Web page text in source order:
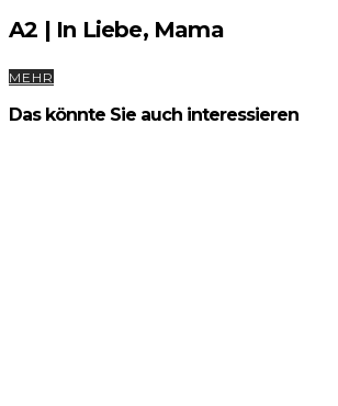
A2 | In Liebe, Mama
MEHR
Das könnte Sie auch interessieren